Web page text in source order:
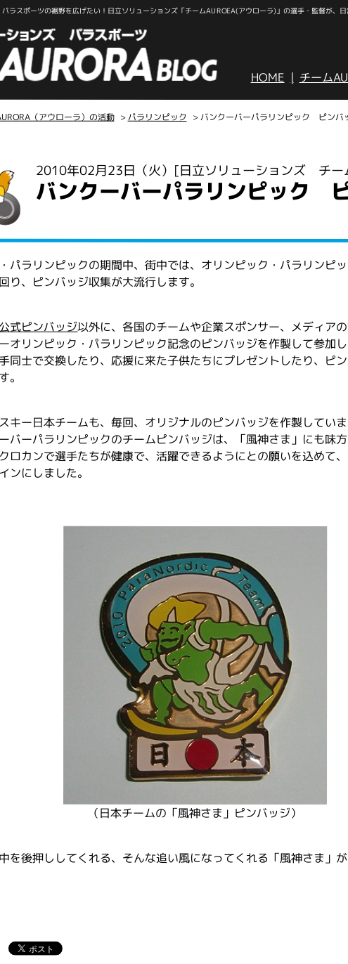
ラスポーツの裾野を広げたい！日立ソリューションズ「チームAUROEA(アウローラ)」の選手・監督が、
HOME チーム
（アウローラ）の活動 >パラリンピック > バンクーバーパラリンピック ピンバ
2010年02月23日（火） [日立ソリューションズ チー
バンクーバーパラリンピック
パラリンピックの期間中、街中では、オリンピック・パラリンピ
り、ピンバッジ収集が大流行します。
式ピンバッジ以外に、各国のチームや企業スポンサー、メディア
オリンピック・パラリンピック記念のピンバッジを作製して参加し
同士で交換したり、応援に来た子供たちにプレゼントしたり、ピ
。
キー日本チームも、毎回、オリジナルのピンバッジを作製していま
バーパラリンピックのチームピンバッジは、「風神さま」にも味
ロカンで選手たちが健康で、活躍できるようにとの願いを込めて
ンにしました。
（日本チームの「風神さま」ピンバッジ）
を後押ししてくれる、そんな追い風になってくれる「風神さま」